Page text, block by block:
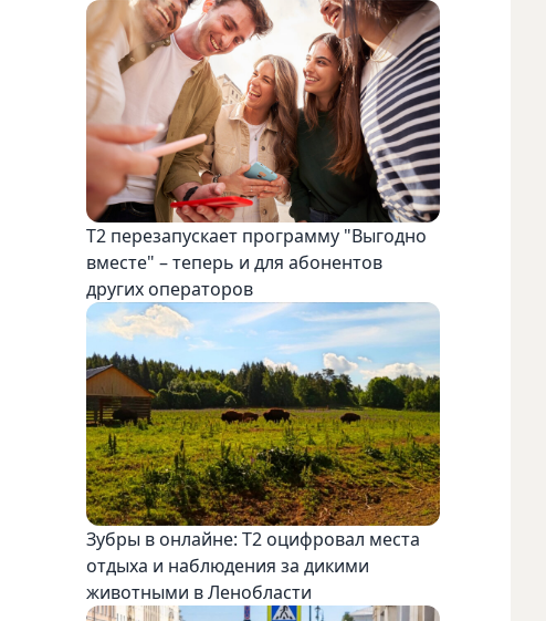
Т2 перезапускает программу "Выгодно
вместе" – теперь и для абонентов
других операторов
Зубры в онлайне: Т2 оцифровал места
отдыха и наблюдения за дикими
животными в Ленобласти